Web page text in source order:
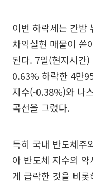
이번 하락세는 간밤
차익실현 매물이 쏟
된다. 7일(현지시간
0.63% 하락한 4만
지수(-0.38%)와 나
곡선을 그렸다.
특히 국내 반도체주
아 반도체 지수의
게 급락한 것을 비